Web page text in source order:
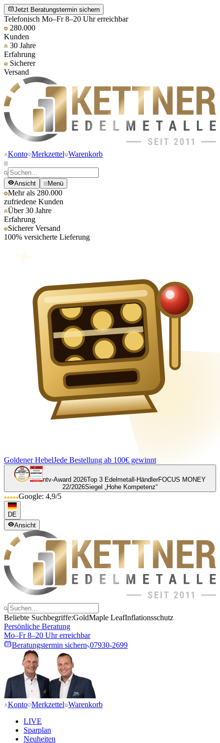
Jetzt Beratungstermin sichern
Telefonisch Mo–Fr 8–20 Uhr erreichbar
280.000
Kunden
30 Jahre
Erfahrung
Sicherer
Versand
Konto Merkzettel Warenkorb
Ansicht Menü
Mehr als 280.000
zufriedene Kunden
Über 30 Jahre
Erfahrung
Sicherer Versand
100% versicherte Lieferung
Goldener HebelJede Bestellung ab 100€ gewinnt
ntv-Award 2026Top 3 Edelmetall-HändlerFOCUS MONEY
22/2026Siegel „Hohe Kompetenz“
Google: 4,9/5
DE
Ansicht
Beliebte Suchbegriffe:GoldMaple LeafInflationsschutz
Persönliche Beratung
Mo–Fr 8–20 Uhr erreichbar
Beratungstermin sichern 07930-2699
Konto Merkzettel Warenkorb
LIVE
Sparplan
Neuheiten